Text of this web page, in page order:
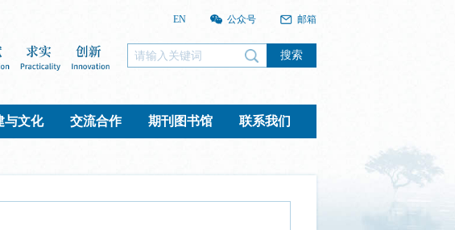
EN 公众号 邮箱
搜索
与文化 交流合作 期刊图书馆 联系我们